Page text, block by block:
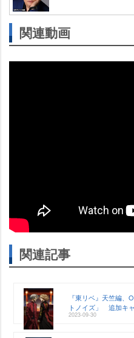
関連動画
関連記事
『東リベ』天竺編、
トノイズ」 追加キ
2023-09-30